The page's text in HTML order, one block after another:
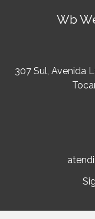
Wb
307 Sul, Avenida